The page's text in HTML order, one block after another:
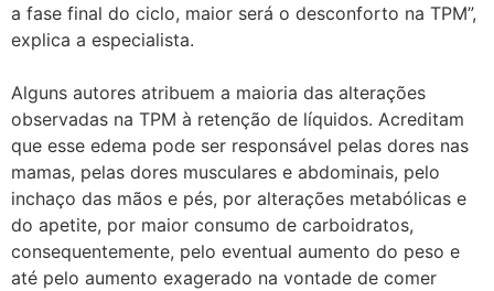
a fase final do ciclo, maior será o desconforto na TPM”,
explica a especialista.
Alguns autores atribuem a maioria das alterações
observadas na TPM à retenção de líquidos. Acreditam
que esse edema pode ser responsável pelas dores nas
mamas, pelas dores musculares e abdominais, pelo
inchaço das mãos e pés, por alterações metabólicas e
do apetite, por maior consumo de carboidratos,
consequentemente, pelo eventual aumento do peso e
até pelo aumento exagerado na vontade de comer